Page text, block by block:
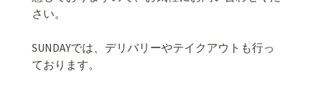
さい。
SUNDAYでは、デリバリーやテイクアウトも行っ
ております。